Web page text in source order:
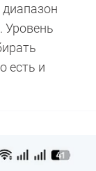
Уровень
есть и